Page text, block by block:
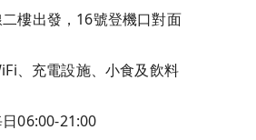
樓出發，16號登機口對面
、充電設施、小食及飲料
06:00-21:00